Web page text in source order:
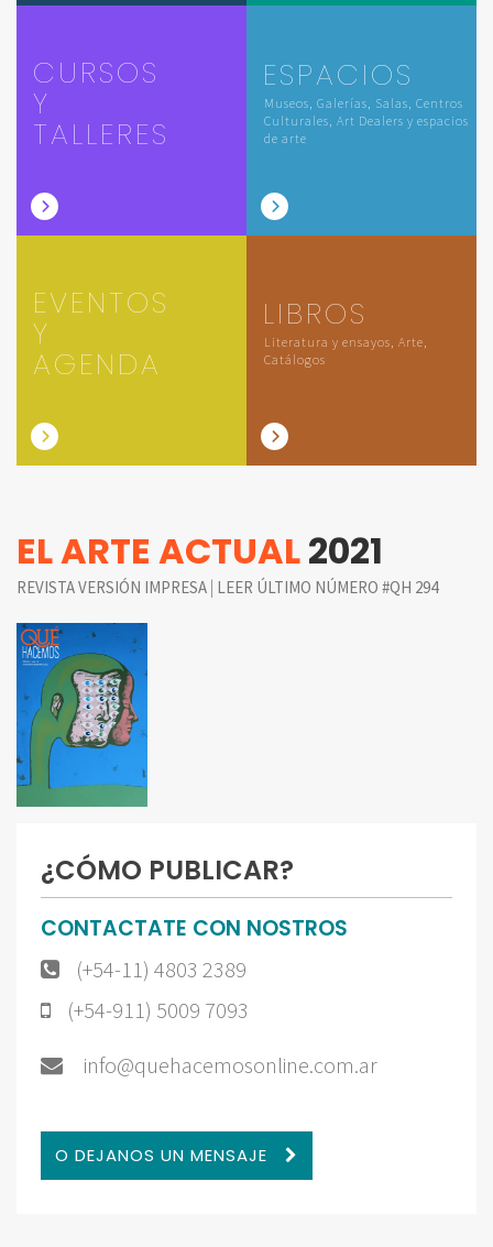
CURSOS
Y
TALLERES
ESPACIOS
Museos, Galerías, Salas, Centros
Culturales, Art Dealers y espacios
de arte
EVENTOS
Y
AGENDA
LIBROS
Literatura y ensayos, Arte,
Catálogos
EL ARTE ACTUAL2021
REVISTA VERSIÓN IMPRESA | LEER ÚLTIMO NÚMERO #QH 294
¿CÓMO PUBLICAR?
CONTACTATE CON NOSTROS
(+54-11) 4803 2389
(+54-911) 5009 7093
info@quehacemosonline.com.ar
O DEJANOS UN MENSAJE